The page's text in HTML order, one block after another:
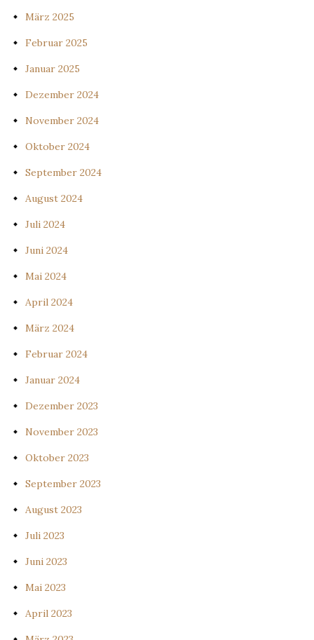
März 2025
Februar 2025
Januar 2025
Dezember 2024
November 2024
Oktober 2024
September 2024
August 2024
Juli 2024
Juni 2024
Mai 2024
April 2024
März 2024
Februar 2024
Januar 2024
Dezember 2023
November 2023
Oktober 2023
September 2023
August 2023
Juli 2023
Juni 2023
Mai 2023
April 2023